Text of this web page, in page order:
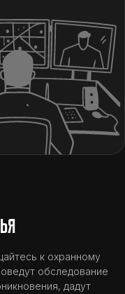
к охранному
обследование
дадут